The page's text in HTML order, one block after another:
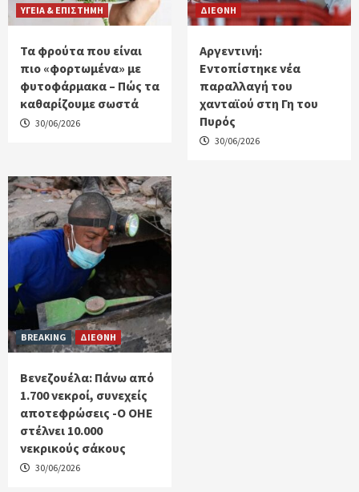
ΥΓΕΙΑ & ΕΠΙΣΤΗΜΗ
Τα φρούτα που είναι
πιο «φορτωμένα» με
φυτοφάρμακα – Πώς τα
καθαρίζουμε σωστά
30/06/2026
ΔΙΕΘΝΗ
Αργεντινή:
Εντοπίστηκε νέα
παραλλαγή του
χανταϊού στη Γη του
Πυρός
30/06/2026
BREAKING ΔΙΕΘΝΗ
Βενεζουέλα: Πάνω από
1.700 νεκροί, συνεχείς
αποτεφρώσεις -Ο ΟΗΕ
στέλνει 10.000
νεκρικούς σάκους
30/06/2026